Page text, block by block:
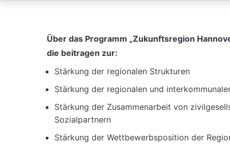
Über das Programm „Zukunftsregion
die beitragen zur:
Stärkung der regionalen Strukturen
Stärkung der regionalen und
Stärkung der Zusammenarbeit von
Sozialpartnern
Stärkung der Wettbewerbsposition der